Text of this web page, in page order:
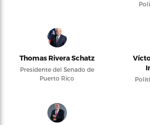
Thomas Rivera Schatz
Presidente del Senado de
Puerto Rico